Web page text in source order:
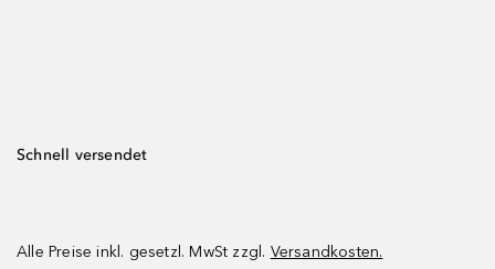
Schnell versendet
Alle Preise inkl. gesetzl. MwSt zzgl. Versandkosten.